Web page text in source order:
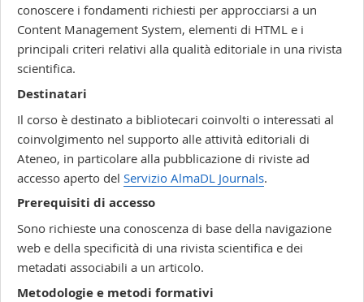
conoscere i fondamenti richiesti per approcciarsi a un
Content Management System, elementi di HTML e i
principali criteri relativi alla qualità editoriale in una rivista
scientifica.
Destinatari
Il corso è destinato a bibliotecari coinvolti o interessati al
coinvolgimento nel supporto alle attività editoriali di
Ateneo, in particolare alla pubblicazione di riviste ad
accesso aperto del Servizio AlmaDL Journals.
Prerequisiti di accesso
Sono richieste una conoscenza di base della navigazione
web e della specificità di una rivista scientifica e dei
metadati associabili a un articolo.
Metodologie e metodi formativi